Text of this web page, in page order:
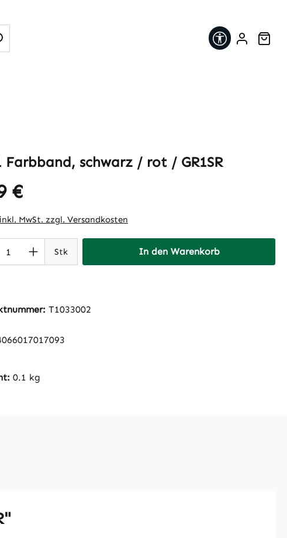
Farbband, schwarz / rot / GR1SR
Preis:
€
MwSt. zzgl. Versandkosten
Anzahl: Gib den gewünschten Wert
Stk In den Warenkorb
T1033002
0.1 kg